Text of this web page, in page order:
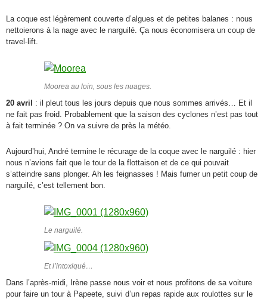
La coque est légèrement couverte d’algues et de petites balanes : nous
nettoierons à la nage avec le narguilé. Ça nous économisera un coup de
travel-lift.
Moorea au loin, sous les nuages.
20 avril
: il pleut tous les jours depuis que nous sommes arrivés… Et il
ne fait pas froid. Probablement que la saison des cyclones n’est pas tout
à fait terminée ? On va suivre de près la météo.
Aujourd’hui, André termine le récurage de la coque avec le narguilé : hier
nous n’avions fait que le tour de la flottaison et de ce qui pouvait
s’atteindre sans plonger. Ah les feignasses ! Mais fumer un petit coup de
narguilé, c’est tellement bon.
Le narguilé.
Et l’intoxiqué…
Dans l’après-midi, Irène passe nous voir et nous profitons de sa voiture
pour faire un tour à Papeete, suivi d’un repas rapide aux roulottes sur le